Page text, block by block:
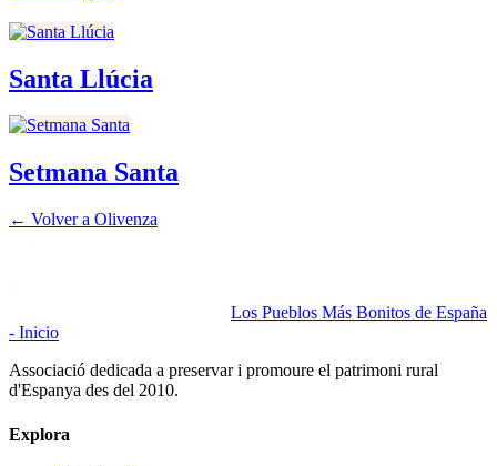
Santa Llúcia
Setmana Santa
← Volver a Olivenza
Los Pueblos Más Bonitos de España
- Inicio
Associació dedicada a preservar i promoure el patrimoni rural
d'Espanya des del 2010.
Explora